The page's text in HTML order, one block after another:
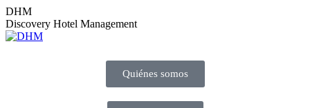
DHM
Discovery Hotel Management
Quiénes somos